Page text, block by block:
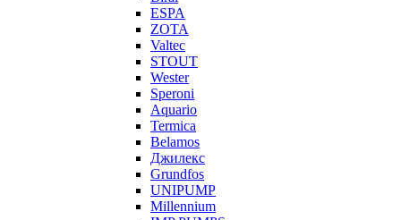
ESPA
ZOTA
Valtec
STOUT
Wester
Speroni
Aquario
Termica
Belamos
Джилекс
Grundfos
UNIPUMP
Millennium